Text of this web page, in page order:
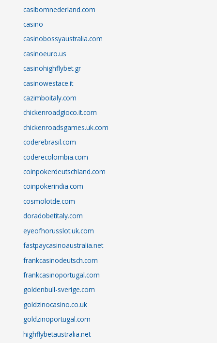
casibomnederland.com
casino
casinobossyaustralia.com
casinoeuro.us
casinohighflybet.gr
casinowestace.it
cazimboitaly.com
chickenroadgioco.it.com
chickenroadsgames.uk.com
coderebrasil.com
coderecolombia.com
coinpokerdeutschland.com
coinpokerindia.com
cosmolotde.com
doradobetitaly.com
eyeofhorusslot.uk.com
fastpaycasinoaustralia.net
frankcasinodeutsch.com
frankcasinoportugal.com
goldenbull-sverige.com
goldzinocasino.co.uk
goldzinoportugal.com
highflybetaustralia.net